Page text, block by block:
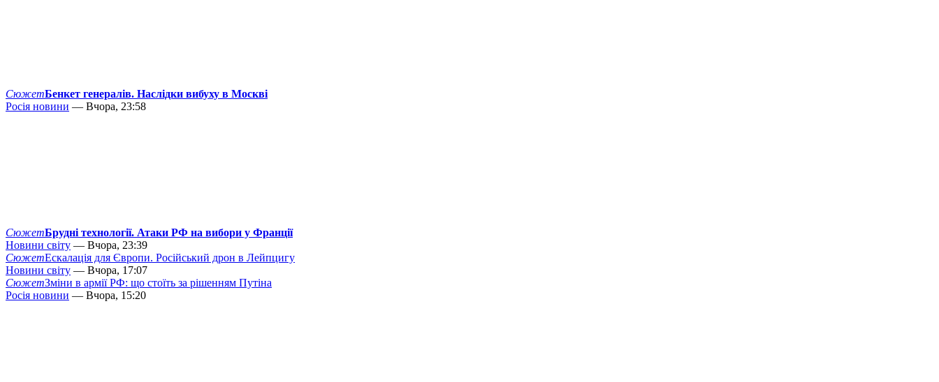
СюжетБенкет генералів. Наслідки вибуху в Москві
Росія новини — Вчора, 23:58
СюжетБрудні технології. Атаки РФ на вибори у Франції
Новини світу — Вчора, 23:39
СюжетЕскалація для Європи. Російський дрон в Лейпцигу
Новини світу — Вчора, 17:07
СюжетЗміни в армії РФ: що стоїть за рішенням Путіна
Росія новини — Вчора, 15:20